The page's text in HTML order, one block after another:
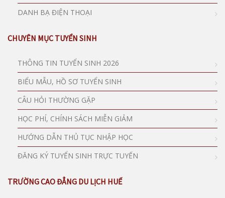
DANH BẠ ĐIỆN THOẠI
CHUYÊN MỤC TUYỂN SINH
THÔNG TIN TUYỂN SINH 2026
BIỂU MẪU, HỒ SƠ TUYỂN SINH
CÂU HỎI THƯỜNG GẶP
HỌC PHÍ, CHÍNH SÁCH MIỄN GIẢM
HƯỚNG DẪN THỦ TỤC NHẬP HỌC
ĐĂNG KÝ TUYỂN SINH TRỰC TUYẾN
TRƯỜNG CAO ĐẲNG DU LỊCH HUẾ